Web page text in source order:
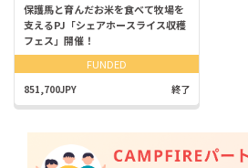
保護馬と育んだお米を食べて牧場を
支えるPJ「シェアホースライス収穫
フェス」開催！
FUNDED
851,700JPY 終了